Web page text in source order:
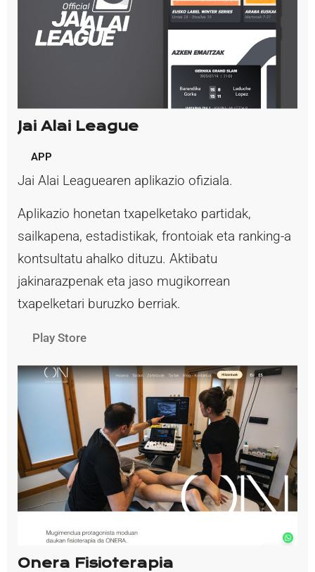
Jai Alai League
APP
Jai Alai Leaguearen aplikazio ofiziala.
Aplikazio honetan txapelketako partidak,
sailkapena, estadistikak, frontoiak eta ranking-a
kontsultatu ahalko dituzu. Aktibatu
jakinarazpenak eta jaso mugikorrean
txapelketari buruzko berriak.
Play Store
Onera Fisioterapia